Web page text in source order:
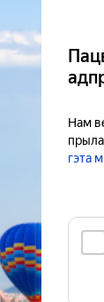
Нам
гэта